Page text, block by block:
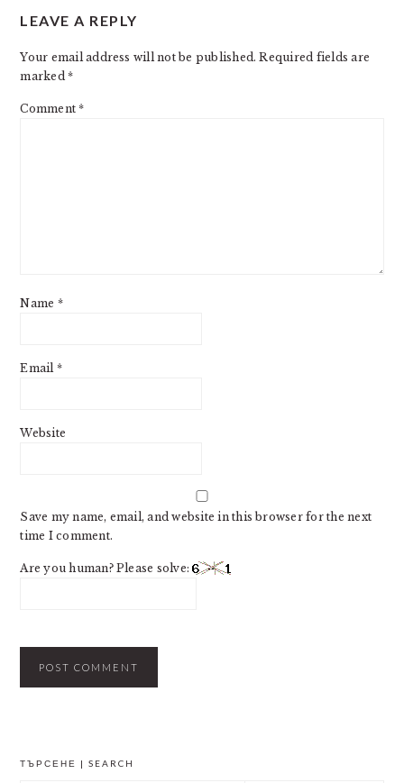
INTERACTIONS
LEAVE A REPLY
Your email address will not be published. Required fields are
marked*
Comment*
Name *
Email *
Website
Save my name, email, and website in this browser for the next
time I comment.
Are you human? Please solve:
ТЪРСЕНЕ | SEARCH